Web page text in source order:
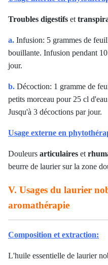
Troubles digestifs et
a. Infusion: 5 grammes de
bouillante. Infusion pendant
jour.
b. Décoction: 1 gramme de
petits morceau pour 25 cl
Jusqu'à 3 décoctions par jour.
Usage externe en
Douleurs articulaires et
beurre de laurier sur la zone
V. Usages du laurier
aromathérapie
Composition et extraction:
L'huile essentielle de laurier